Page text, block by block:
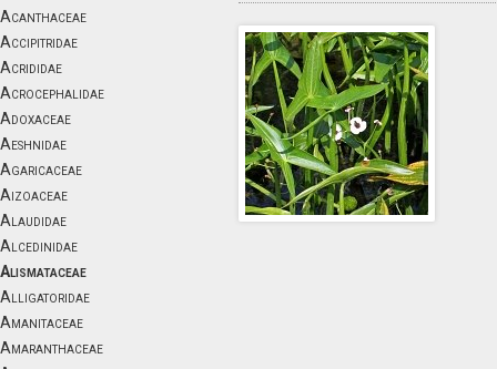
Acanthaceae
Accipitridae
Acrididae
Acrocephalidae
Adoxaceae
Aeshnidae
Agaricaceae
Aizoaceae
Alaudidae
Alcedinidae
Alismataceae
Alligatoridae
Amanitaceae
Amaranthaceae